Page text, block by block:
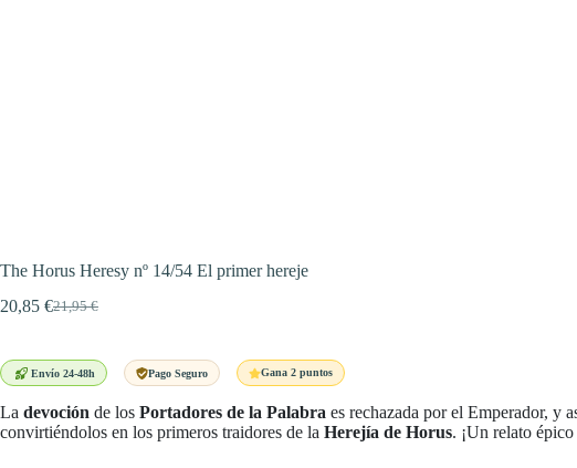
The Horus Heresy nº 14/54 El primer hereje
21,95€
El
era:
20,85 €El
es:
Envío 24-48h Pago Seguro Gana 2 puntos
La devoción de los Portadores de la Palabra es rechazada por el Emperador, y
convirtiéndolos en los primeros traidores de la Herejía de Horus. ¡Un relato